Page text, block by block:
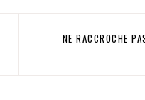
NE RACCROCHE